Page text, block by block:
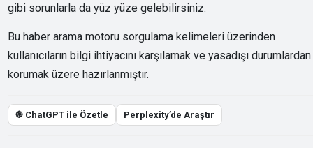
gibi sorunlarla da yüz yüze gelebilirsiniz.
Bu haber arama motoru sorgulama kelimeleri üzerinden
kullanıcıların bilgi ihtiyacını karşılamak ve yasadışı durumlardan
korumak üzere hazırlanmıştır.
֎ ChatGPT ile Özetle Perplexity’de Araştır